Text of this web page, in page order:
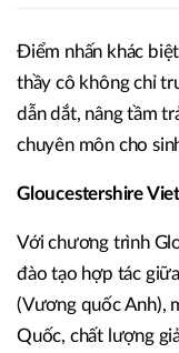
Điểm nhấn khác
thầy cô không chỉ
dẫn dắt, nâng tầm
chuyên môn cho
Gloucestershire
Với chương trình
đào tạo hợp tác
(Vương quốc Anh),
Quốc, chất lượng